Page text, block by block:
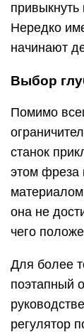
привыкнуть
Нередко
начинают
Выбор
Помимо
станок
этом фреза
она не
чего
Для более
поэтапный
регулятор